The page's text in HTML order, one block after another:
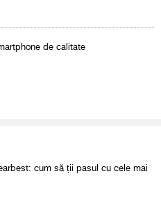
de calitate
cum să ții pasul cu cele mai